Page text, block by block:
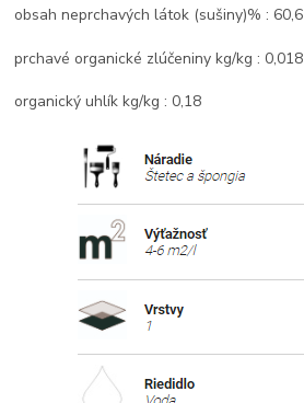
obsah neprchavých látok (sušiny)% : 60,6
prchavé organické zlúčeniny kg/kg : 0,018
organický uhlík kg/kg : 0,18